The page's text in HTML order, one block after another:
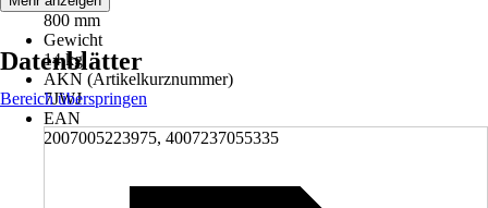
800 mm
Gewicht
14 kg
AKN (Artikelkurznummer)
7JWJ
EAN
2007005223975, 4007237055335
Datenblätter
Bereich überspringen